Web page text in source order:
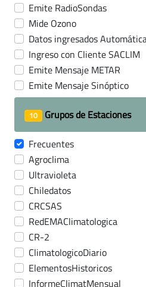
Emite RadioSondas
Mide Ozono
Datos ingresados
Ingreso con Cliente SACLIM
Emite Mensaje METAR
Emite Mensaje Sinóptico
10 Grupos de Estaciones
Frecuentes
Agroclima
Ultravioleta
Chiledatos
CRCSAS
RedEMAClimatologica
CR-2
ClimatologicoDiario
ElementosHistoricos
InformeClimatMensual